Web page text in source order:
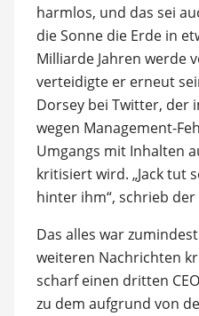
harmlos, und das sei
die Sonne die Erde in
Milliarde Jahren werde
verteidigte er erneut
Dorsey bei Twitter, der
wegen Management-
Umgangs mit Inhalten
kritisiert wird. „Jack tut
hinter ihm“, schrieb der
Das alles war
weiteren Nachrichten
scharf einen dritten
zu dem aufgrund von